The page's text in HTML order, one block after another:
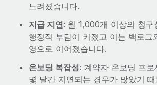
느려졌습니다.
지급 지연: 월 1,000개 이상의 청구
행정적 부담이 커졌고 이는 백로그
영으로 이어졌습니다.
온보딩 복잡성: 계약자 온보딩 프로
몇 달간 지연되는 경우가 많았기